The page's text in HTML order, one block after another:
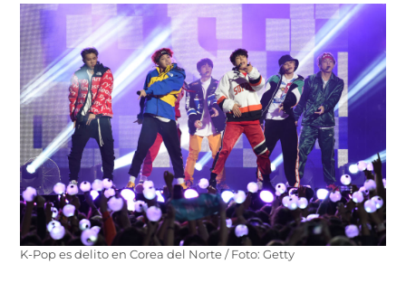
K-Pop es delito en Corea del Norte / Foto: Getty